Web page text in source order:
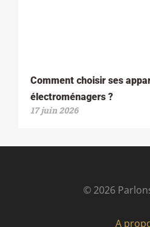
Comment choisir ses
électroménagers ?
17 juin 2026
© 2026
A